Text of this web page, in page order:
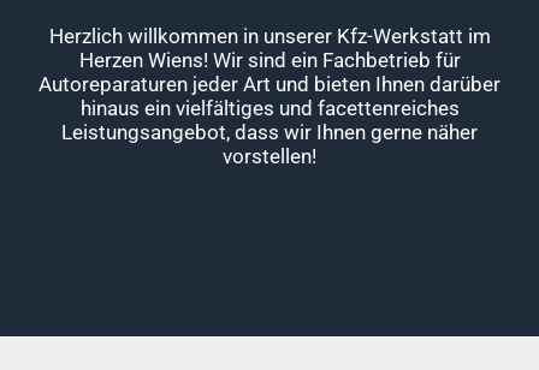
Herzlich willkommen in unserer Kfz-Werkstatt im
Herzen Wiens! Wir sind ein Fachbetrieb für
Autoreparaturen jeder Art und bieten Ihnen darüber
hinaus ein vielfältiges und facettenreiches
Leistungsangebot, dass wir Ihnen gerne näher
vorstellen!